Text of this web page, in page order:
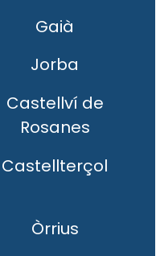
Gaià
Jorba
Castellví de
Rosanes
Castellterçol
Òrrius